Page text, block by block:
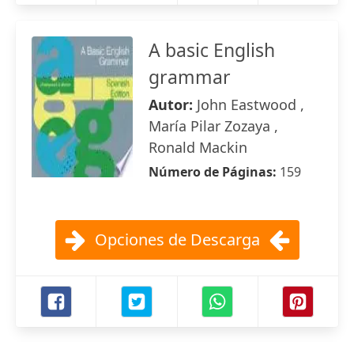
A basic English
grammar
Autor: John Eastwood ,
María Pilar Zozaya ,
Ronald Mackin
Número de Páginas: 159
Opciones de Descarga